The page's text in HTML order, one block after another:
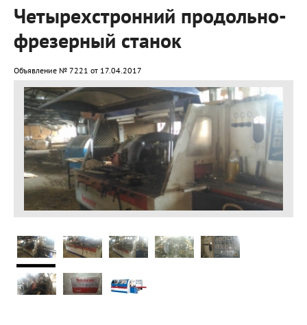
Четырехстронний продольно-
фрезерный станок
Объявление № 7221 от 17.04.2017